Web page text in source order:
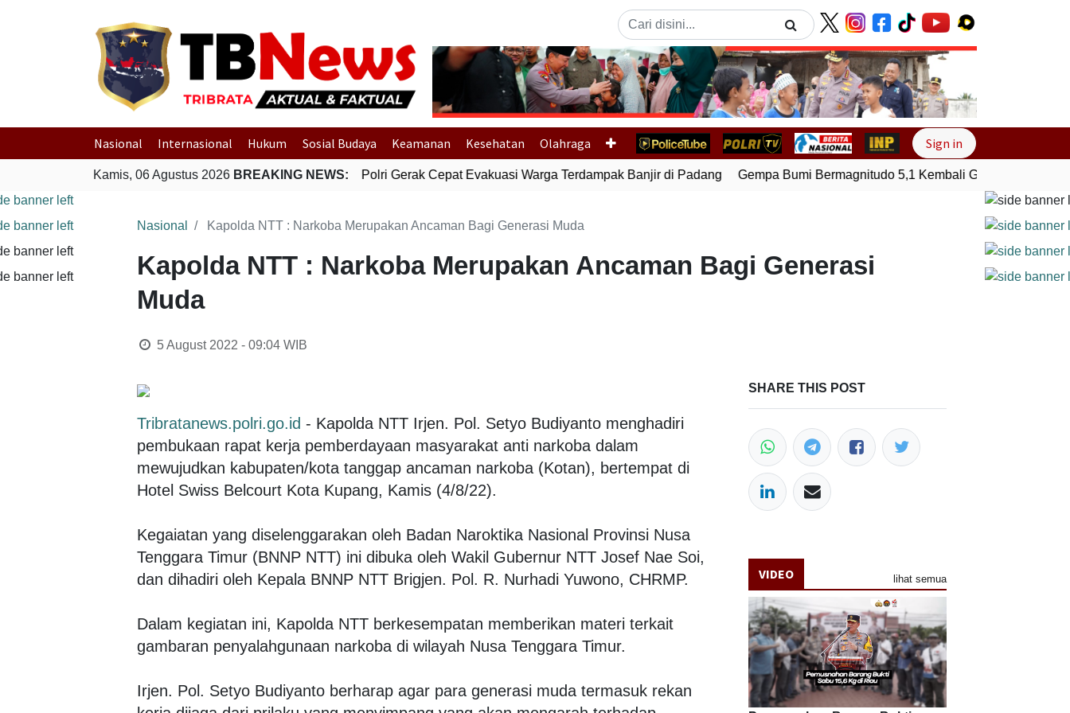
Previous Next
Nasional Internasional Hukum Sosial Budaya Keamanan Kesehatan Olahraga Sign in
Kamis, 06 Agustus 2026 BREAKING NEWS:Polri Gerak Cepat Evakuasi Warga Terdampak Banjir di Padang Gempa Bumi Bermagnitudo 5,1 Kembali Guncang Seram
Nasional Kapolda NTT : Narkoba Merupakan Ancaman Bagi Generasi Muda
Kapolda NTT : Narkoba Merupakan Ancaman Bagi Generasi
Muda
5 August 2022 - 09:04WIB
Tribratanews.polri.go.id - Kapolda NTT Irjen. Pol. Setyo Budiyanto menghadiri
pembukaan rapat kerja pemberdayaan masyarakat anti narkoba dalam
mewujudkan kabupaten/kota tanggap ancaman narkoba (Kotan), bertempat di
Hotel Swiss Belcourt Kota Kupang, Kamis (4/8/22).
Kegaiatan yang diselenggarakan oleh Badan Naroktika Nasional Provinsi Nusa
Tenggara Timur (BNNP NTT) ini dibuka oleh Wakil Gubernur NTT Josef Nae Soi,
dan dihadiri oleh Kepala BNNP NTT Brigjen. Pol. R. Nurhadi Yuwono, CHRMP.
Dalam kegiatan ini, Kapolda NTT berkesempatan memberikan materi terkait
gambaran penyalahgunaan narkoba di wilayah Nusa Tenggara Timur.
Irjen. Pol. Setyo Budiyanto berharap agar para generasi muda termasuk rekan
SHARE THIS POST
VIDEO lihat semua